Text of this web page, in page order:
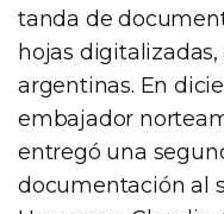
tanda de
hojas
argentinas. En
embajador
entregó una
documentación al